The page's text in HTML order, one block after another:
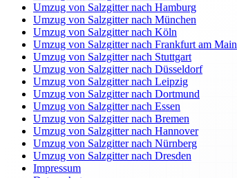
Umzug von Salzgitter nach Hamburg
Umzug von Salzgitter nach München
Umzug von Salzgitter nach Köln
Umzug von Salzgitter nach Frankfurt am Main
Umzug von Salzgitter nach Stuttgart
Umzug von Salzgitter nach Düsseldorf
Umzug von Salzgitter nach Leipzig
Umzug von Salzgitter nach Dortmund
Umzug von Salzgitter nach Essen
Umzug von Salzgitter nach Bremen
Umzug von Salzgitter nach Hannover
Umzug von Salzgitter nach Nürnberg
Umzug von Salzgitter nach Dresden
Impressum